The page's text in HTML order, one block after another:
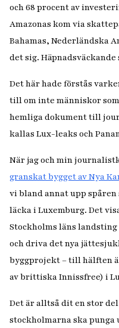
och 68 procent av
Amazonas kom via
Bahamas, Nederländska
det sig.
Det här hade förstås
till om inte människor
hemliga dokument till
kallas Lux-leaks och
När jag och min
granskat bygget av Nya
vi bland annat upp
läcka i Luxemburg. Det
Stockholms läns
och driva det nya
byggprojekt – till hälften
av brittiska Innissfree) i
Det är alltså dit en stor
stockholmarna ska punga